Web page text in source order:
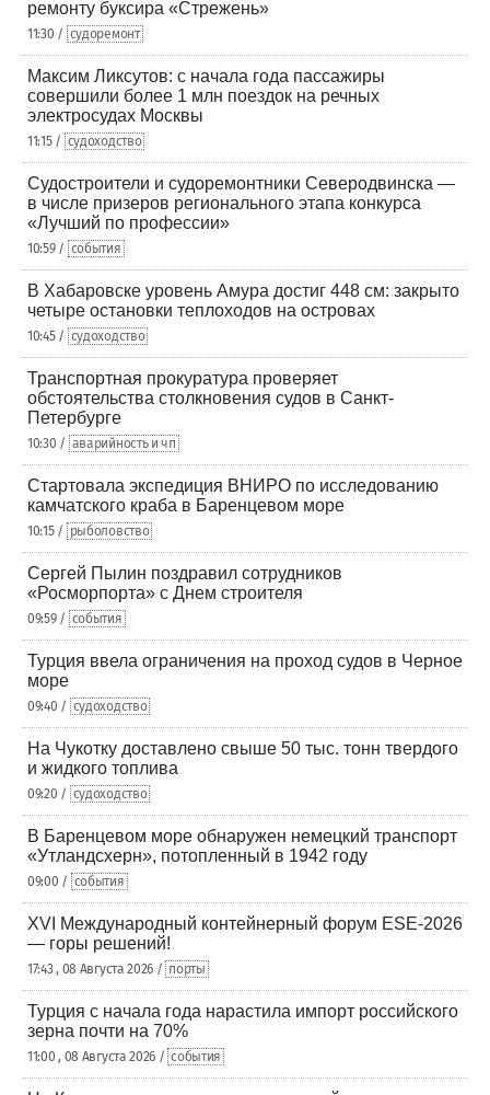
ремонту буксира «Стрежень»
11:30 / судоремонт
Максим Ликсутов: с начала года пассажиры
совершили более 1 млн поездок на речных
электросудах Москвы
11:15 / судоходство
Судостроители и судоремонтники Северодвинска —
в числе призеров регионального этапа конкурса
«Лучший по профессии»
10:59 / события
В Хабаровске уровень Амура достиг 448 см: закрыто
четыре остановки теплоходов на островах
10:45 / судоходство
Транспортная прокуратура проверяет
обстоятельства столкновения судов в Санкт-
Петербурге
10:30 / аварийность и чп
Стартовала экспедиция ВНИРО по исследованию
камчатского краба в Баренцевом море
10:15 / рыболовство
Сергей Пылин поздравил сотрудников
«Росморпорта» с Днем строителя
09:59 / события
Турция ввела ограничения на проход судов в Черное
море
09:40 / судоходство
На Чукотку доставлено свыше 50 тыс. тонн твердого
и жидкого топлива
09:20 / судоходство
В Баренцевом море обнаружен немецкий транспорт
«Утландсхерн», потопленный в 1942 году
09:00 / события
XVI Международный контейнерный форум ESE-2026
— горы решений!
17:43 , 08 Августа 2026 / порты
Турция с начала года нарастила импорт российского
зерна почти на 70%
11:00 , 08 Августа 2026 / события